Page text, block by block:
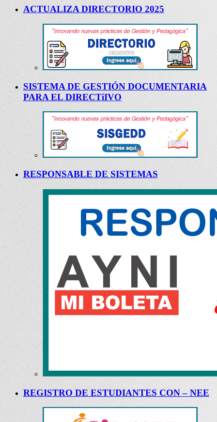
ACTUALIZA DIRECTORIO 2025
SISTEMA DE GESTIÓN DOCUMENTARIA
PARA EL DIRECTiIVO
RESPONSABLE DE SISTEMAS
REGISTRO DE ESTUDIANTES CON – NEE